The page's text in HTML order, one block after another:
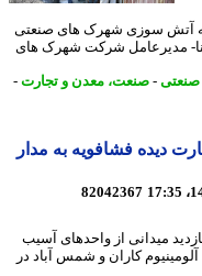
آتش سوزی شهرک های صنعتی
مدیرعامل شرکت شهرک های
-صنعت، معدن و تجارت-
فشافویه به مدار
82042367
از واحدهای آسیب
کاران و شمس آباد در